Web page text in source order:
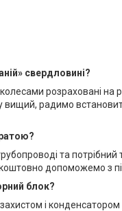
свердловині?
розраховані на
вищий, радимо
та потрібний
допоможемо з
блок?
і конденсатором